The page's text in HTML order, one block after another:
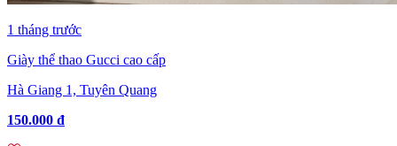
1 tháng trước
Giày thể thao Gucci cao cấp
Hà Giang 1, Tuyên Quang
150.000 đ